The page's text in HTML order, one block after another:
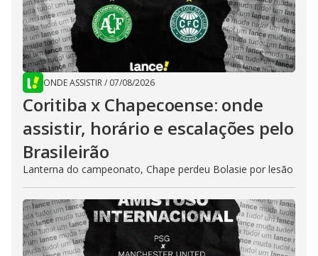
ONDE ASSISTIR/ 07/08/2026
Coritiba x Chapecoense: onde
assistir, horário e escalações pelo
Brasileirão
Lanterna do campeonato, Chape perdeu Bolasie por lesão